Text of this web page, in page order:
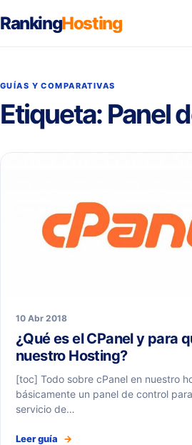
RankingHosting
GUÍAS Y COMPARATIVAS
Etiqueta: Panel
10 Abr 2018
¿Qué es el CPanel y para
nuestro Hosting?
[toc] Todo sobre cPanel en nuestro
básicamente un panel de control
servicio de…
Leer guía →